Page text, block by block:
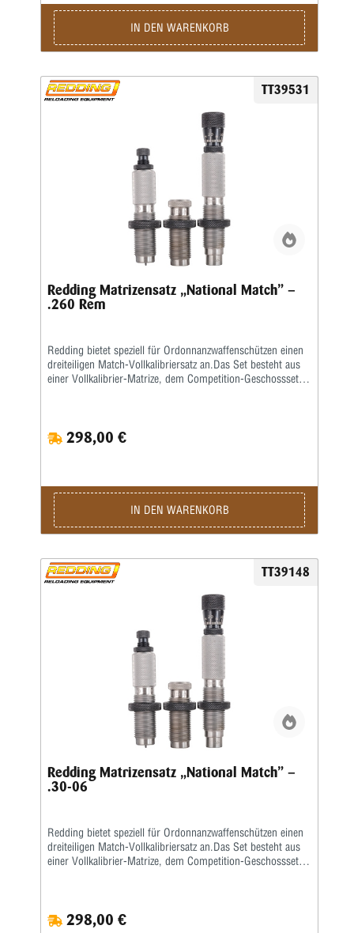
IN DEN WARENKORB
TT39531
Redding Matrizensatz „National Match” –
.260 Rem
Redding bietet speziell für Ordonnanzwaffenschützen einen
dreiteiligen Match-Vollkalibriersatz an.Das Set besteht aus
einer Vollkalibrier-Matrize, dem Competition-Geschosssetzer
298,00 €
IN DEN WARENKORB
TT39148
Redding Matrizensatz „National Match” –
.30-06
Redding bietet speziell für Ordonnanzwaffenschützen einen
dreiteiligen Match-Vollkalibriersatz an.Das Set besteht aus
einer Vollkalibrier-Matrize, dem Competition-Geschosssetzer
298,00 €